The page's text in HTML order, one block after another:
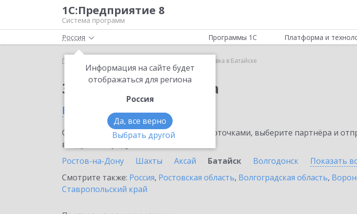
1С:Предприятие 8
Система программ
Россия
Информация на сайте будет
отображаться для региона
Россия
Да, все верно
Выбрать другой
Программы 1С Платформа и
Главная 1С:Доставка в Батайске
Заказать 1С:Доставка
в Батайске
Ознакомьтесь с информационными карточками, выберите партнёра и
внедрение продукта.
Ростов-на-Дону
Шахты Аксай Батайск Волгодонск Показать
Смотрите также: Россия, Ростовская область, Волгоградская область,
Ставропольский край